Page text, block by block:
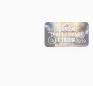
78:19